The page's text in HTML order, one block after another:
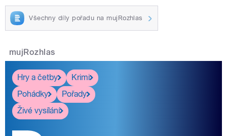
Všechny díly pořadu na mujRozhlas
mujRozhlas
Hry a četby
Krimi
Pohádky
Pořady
Živé vysílání